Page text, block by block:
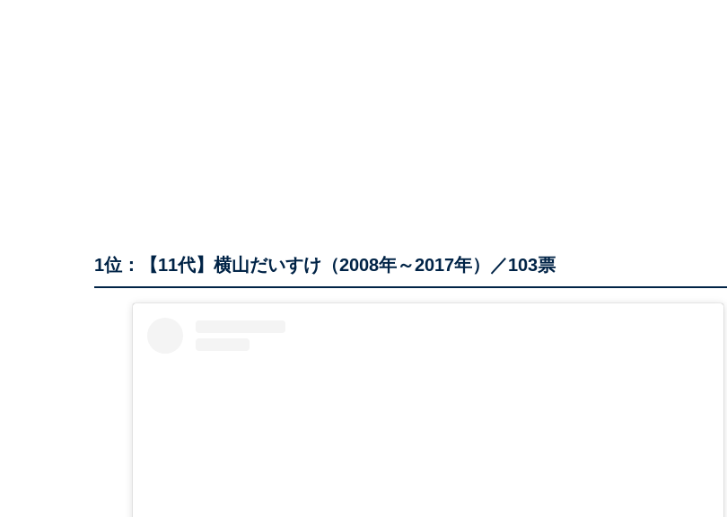
1位：【11代】横山だいすけ（2008年～2017年）／103票